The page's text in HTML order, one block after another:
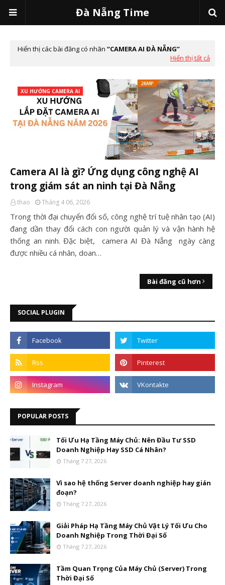
Đà Nẵng Time
Hiển thị các bài đăng có nhãn
CAMERA AI ĐÀ NẴNG
Hiển thị tất cả
XU HƯỚNG CAMERA AI
Camera AI là gì? Ứng dụng công nghệ AI
trong giám sát an ninh tại Đà Nẵng
thao Tháng 4 06, 2026
Trong thời đại chuyển đổi số, công nghệ trí tuệ nhân tạo (AI)
đang dần thay đổi cách con người quản lý và vận hành hệ
thống an ninh. Đặc biệt, camera AI Đà Nẵng ngày càng
được nhiều cá nhân, doan…
Bài đăng cũ hơn
SOCIAL PLUGIN
POPULAR POSTS
Tối Ưu Hạ Tầng Máy Chủ: Nên Đầu Tư SSD
Doanh Nghiệp Hay SSD Cá Nhân?
Tháng 7 27, 2026
Vì sao hệ thống Server doanh nghiệp hay gián
đoạn?
Tháng 7 27, 2026
Giải Pháp Hạ Tầng Máy Chủ Vật Lý Tối Ưu Cho
Doanh Nghiệp Trong Thời Đại Số
Tháng 7 27, 2026
Tầm Quan Trọng Của Máy Chủ (Server) Trong
Thời Đại Số